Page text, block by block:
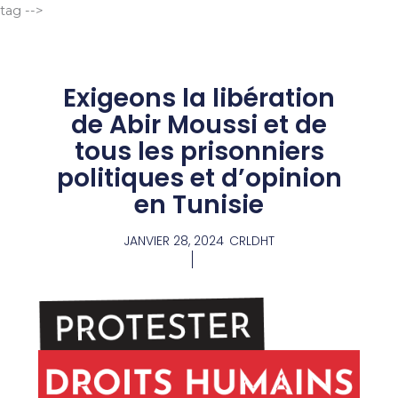
tag -->
Exigeons la libération
de Abir Moussi et de
tous les prisonniers
politiques et d’opinion
en Tunisie
JANVIER 28, 2024 CRLDHT